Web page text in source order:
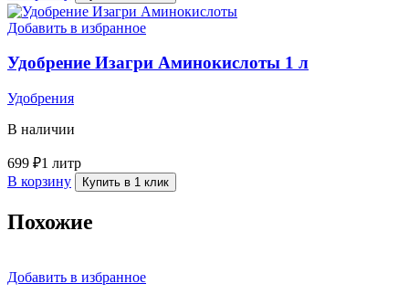
Добавить в избранное
Удобрение Изагри Аминокислоты 1 л
Удобрения
В наличии
699 ₽1 литр
В корзину
Купить в 1 клик
Похожие
Добавить в избранное